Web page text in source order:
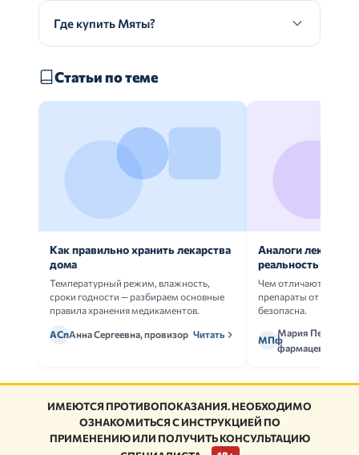
Где купить Мяты?
Статьи по теме
Как правильно хранить лекарства
дома
Температурный режим, влажность,
сроки годности — разбираем основные
правила хранения медикаментов.
АСпАнна Сергеевна, провизор Читать
Аналоги
реальность
Чем отличаются
препараты от
безопасна.
МПф
Мария Петрова,
фармацевт
ИМЕЮТСЯ ПРОТИВОПОКАЗАНИЯ. НЕОБХОДИМО
ОЗНАКОМИТЬСЯ С ИНСТРУКЦИЕЙ ПО
ПРИМЕНЕНИЮ ИЛИ ПОЛУЧИТЬ КОНСУЛЬТАЦИЮ